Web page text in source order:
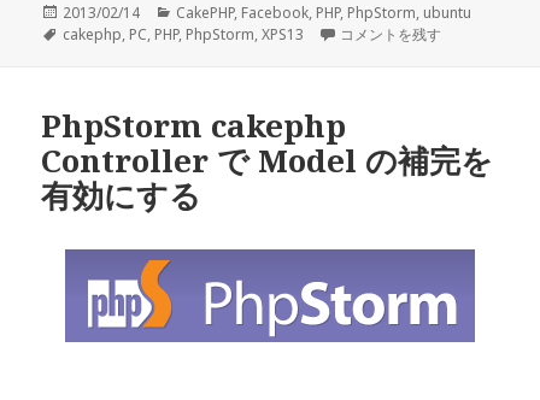
投
稿
2013/02/14
カ
テ
CakePHP, Facebook, PHP, PhpStorm, ubuntu
タ
cakephp, PC, PHP, PhpStorm,XPS13 PhpStorm cakephp Vendor
コメントを残す
PhpStorm cakephp
Controller で Model の補完を
有効にする